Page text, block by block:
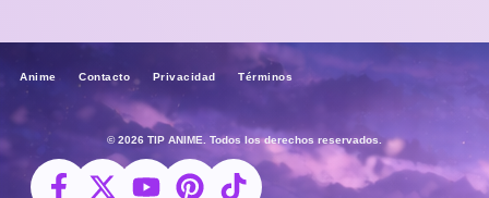
Anime Contacto Privacidad Términos
© 2026 TIP ANIME. Todos los derechos reservados.